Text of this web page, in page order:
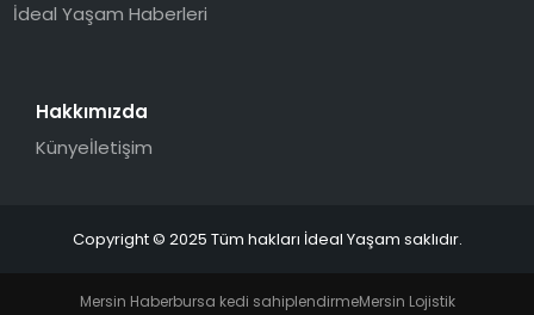
İdeal Yaşam Haberleri
Hakkımızda
Künyeİletişim
Copyright © 2025 Tüm hakları İdeal Yaşam saklıdır.
Mersin Haberbursa kedi sahiplendirmeMersin Lojistik